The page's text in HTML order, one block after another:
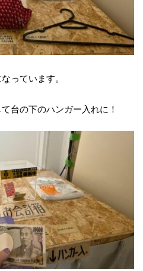
っています。
台の下のハンガー入れに！